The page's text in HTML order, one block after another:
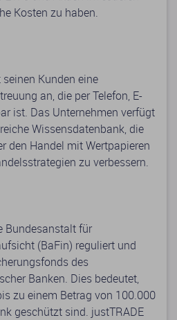
Kosten zu haben.
Kunden eine
an, die per Telefon, E-
ist. Das Unternehmen verfügt
Wissensdatenbank, die
den Handel mit Wertpapieren
zu verbessern.
Bundesanstalt für
(BaFin) reguliert und
des
Banken. Dies bedeutet,
zu einem Betrag von 100.000
geschützt sind. justTRADE